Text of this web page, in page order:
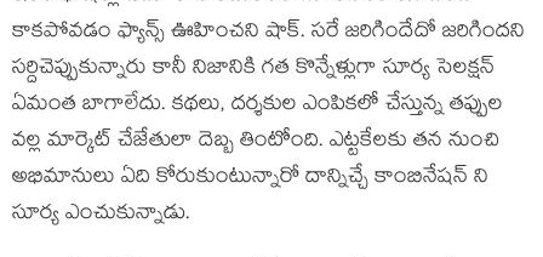
కాకపోవడం ఫ్యాన్స్ ఊహించని షాక్. సరే జరిగిందేదో జరిగిందని
సర్దిచెప్పుకున్నారు కానీ నిజానికి గత కొన్నేళ్లుగా సూర్య సెలక్షన్
ఏమంత బాగాలేదు. కథలు, దర్శకుల ఎంపికలో చేస్తున్న తప్పుల
వల్ల మార్కెట్ చేజేతులా దెబ్బ తింటోంది. ఎట్టకేలకు తన నుంచి
అభిమానులు ఏది కోరుకుంటున్నారో దాన్నిచ్చే కాంబినేషన్ ని
సూర్య ఎంచుకున్నాడు.